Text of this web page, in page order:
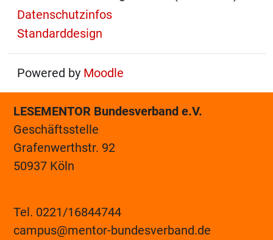
Datenschutzinfos
Standarddesign
Powered by Moodle
LESEMENTOR Bundesverband e.V.
Geschäftsstelle
Grafenwerthstr. 92
50937 Köln
Tel. 0221/16844744
campus@mentor-bundesverband.de